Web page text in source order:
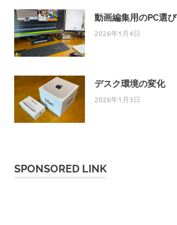
動画編集用のPC選び
2026年1月4日
デスク環境の変化
2026年1月3日
SPONSORED LINK